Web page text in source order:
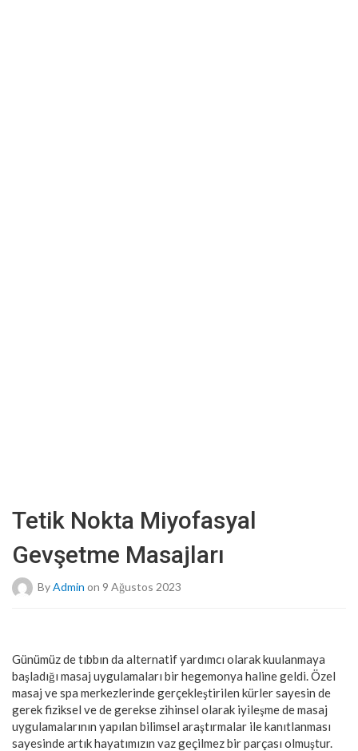
Tetik Nokta Miyofasyal
Gevşetme Masajları
ByAdmin on 9 Ağustos 2023
Günümüz de tıbbın da alternatif yardımcı olarak kuulanmaya
başladığı masaj uygulamaları bir hegemonya haline geldi. Özel
masaj ve spa merkezlerinde gerçekleştirilen kürler sayesin de
gerek fiziksel ve de gerekse zihinsel olarak iyileşme de masaj
uygulamalarının yapılan bilimsel araştırmalar ile kanıtlanması
sayesinde artık hayatımızın vaz geçilmez bir parçası olmuştur.